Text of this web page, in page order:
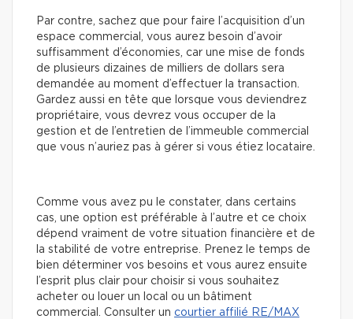
Par contre, sachez que pour faire l’acquisition d’un
espace commercial, vous aurez besoin d’avoir
suffisamment d’économies, car une mise de fonds
de plusieurs dizaines de milliers de dollars sera
demandée au moment d’effectuer la transaction.
Gardez aussi en tête que lorsque vous deviendrez
propriétaire, vous devrez vous occuper de la
gestion et de l’entretien de l’immeuble commercial
que vous n’auriez pas à gérer si vous étiez locataire.
Comme vous avez pu le constater, dans certains
cas, une option est préférable à l’autre et ce choix
dépend vraiment de votre situation financière et de
la stabilité de votre entreprise. Prenez le temps de
bien déterminer vos besoins et vous aurez ensuite
l’esprit plus clair pour choisir si vous souhaitez
acheter ou louer un local ou un bâtiment
commercial. Consulter un courtier affilié RE/MAX